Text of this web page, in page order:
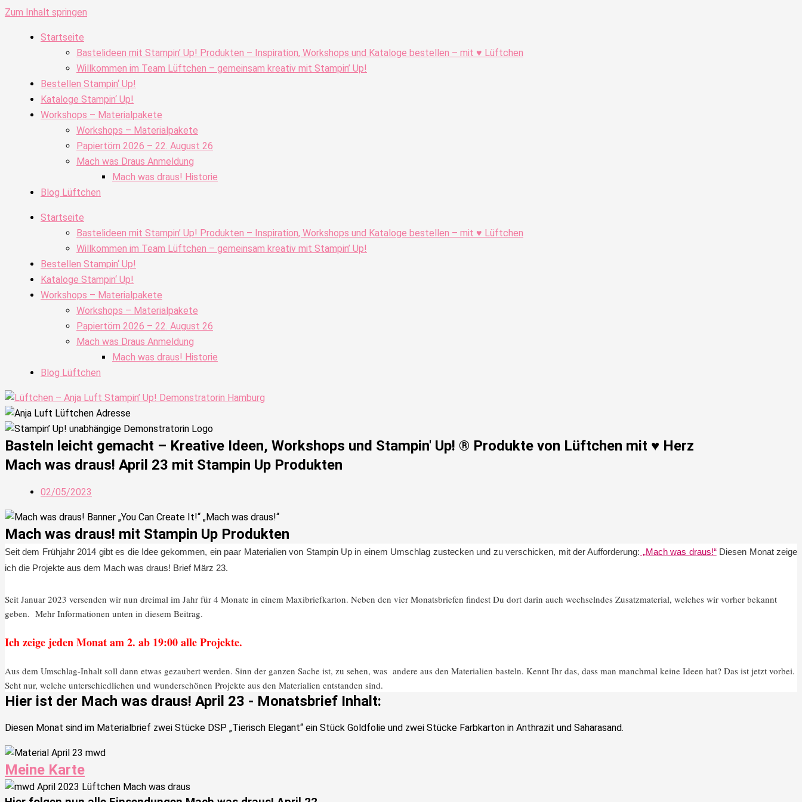
Zum Inhalt springen
Startseite
Bastelideen mit Stampin’ Up! Produkten – Inspiration, Workshops und Kataloge bestellen – mit ♥ Lüftchen
Willkommen im Team Lüftchen – gemeinsam kreativ mit Stampin’ Up!
Bestellen Stampin‘ Up!
Kataloge Stampin‘ Up!
Workshops – Materialpakete
Workshops – Materialpakete
Papiertörn 2026 – 22. August 26
Mach was Draus Anmeldung
Mach was draus! Historie
Blog Lüftchen
Startseite
Bastelideen mit Stampin’ Up! Produkten – Inspiration, Workshops und Kataloge bestellen – mit ♥ Lüftchen
Willkommen im Team Lüftchen – gemeinsam kreativ mit Stampin’ Up!
Bestellen Stampin‘ Up!
Kataloge Stampin‘ Up!
Workshops – Materialpakete
Workshops – Materialpakete
Papiertörn 2026 – 22. August 26
Mach was Draus Anmeldung
Mach was draus! Historie
Blog Lüftchen
Basteln leicht gemacht – Kreative Ideen, Workshops und Stampin' Up! ® Produkte von Lüftchen mit ♥ Herz
Mach was draus! April 23 mit Stampin Up Produkten
02/05/2023
Mach was draus! mit Stampin Up Produkten
Seit dem Frühjahr 2014 gibt es die Idee gekommen, ein paar Materialien von Stampin Up in einem Umschlag zustecken und zu verschicken, mit der Aufforderung: „Mach was draus!“Diesen Monat zeige
ich die Projekte aus dem Mach was draus! Brief März 23.
Seit Januar 2023 versenden wir nun dreimal im Jahr für 4 Monate in einem Maxibriefkarton. Neben den vier Monatsbriefen findest Du dort darin auch wechselndes Zusatzmaterial, welches wir vorher bekannt
geben. Mehr Informationen unten in diesem Beitrag.
Ich zeige jeden Monat am 2. ab 19:00 alle Projekte.
Aus dem Umschlag-Inhalt soll dann etwas gezaubert werden. Sinn der ganzen Sache ist, zu sehen, was andere aus den Materialien basteln. Kennt Ihr das, dass man manchmal keine Ideen hat? Das ist jetzt vorbei.
Seht nur, welche unterschiedlichen und wunderschönen Projekte aus den Materialien entstanden sind.
Hier ist der Mach was draus! April 23 - Monatsbrief Inhalt:
Diesen Monat sind im Materialbrief zwei Stücke DSP „Tierisch Elegant“ ein Stück Goldfolie und zwei Stücke Farbkarton in Anthrazit und Saharasand.
Meine Karte